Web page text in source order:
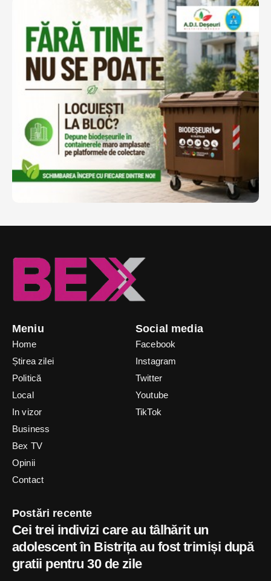
Meniu
Home
Știrea zilei
Politică
Local
In vizor
Business
Bex TV
Opinii
Contact
Social media
Facebook
Instagram
Twitter
Youtube
TikTok
Postări recente
Cei trei indivizi care au tâlhărit un
adolescent în Bistrița au fost trimiși după
gratii pentru 30 de zile